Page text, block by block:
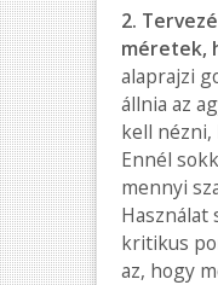
2.
méretek,
alaprajzi
állnia az
kell nézni,
Ennél
mennyi
Használat
kritikus
az, hogy